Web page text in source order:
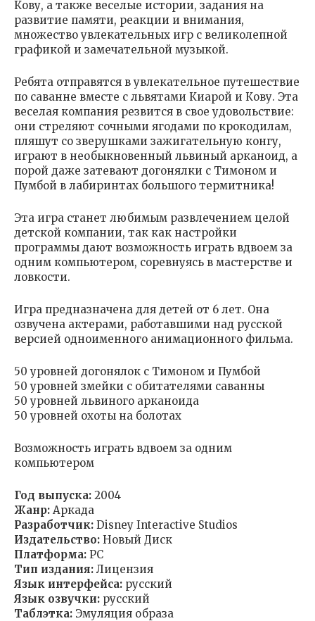
Кову, а также веселые истории, задания на
развитие памяти, реакции и внимания,
множество увлекательных игр с великолепной
графикой и замечательной музыкой.
Ребята отправятся в увлекательное путешествие
по саванне вместе с львятами Киарой и Кову. Эта
веселая компания резвится в свое удовольствие:
они стреляют сочными ягодами по крокодилам,
пляшут со зверушками зажигательную конгу,
играют в необыкновенный львиный арканоид, а
порой даже затевают догонялки с Тимоном и
Пумбой в лабиринтах большого термитника!
Эта игра станет любимым развлечением целой
детской компании, так как настройки
программы дают возможность играть вдвоем за
одним компьютером, соревнуясь в мастерстве и
ловкости.
Игра предназначена для детей от 6 лет. Она
озвучена актерами, работавшими над русской
версией одноименного анимационного фильма.
50 уровней догонялок с Тимоном и Пумбой
50 уровней змейки с обитателями саванны
50 уровней львиного арканоида
50 уровней охоты на болотах
Возможность играть вдвоем за одним
компьютером
Год выпуска: 2004
Жанр: Аркада
Разработчик: Disney Interactive Studios
Издательство: Новый Диск
Платформа: PC
Тип издания: Лицензия
Язык интерфейса: русский
Язык озвучки: русский
Таблэтка: Эмуляция образа